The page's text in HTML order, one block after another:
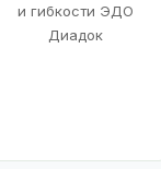
и гибкости ЭДО
Диадок